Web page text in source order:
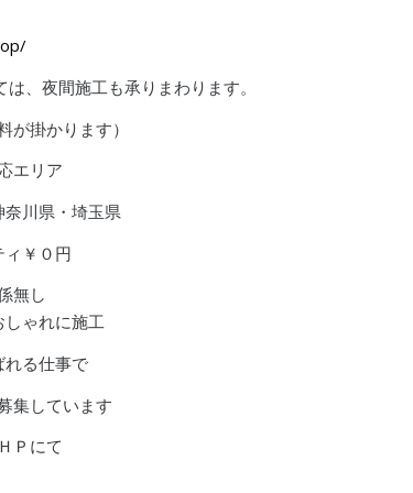
、夜間施工も承りまわります。
が掛かります）
エリア
川県・埼玉県
ィ￥０円
無し
ゃれに施工
る仕事で
集しています
Ｐにて